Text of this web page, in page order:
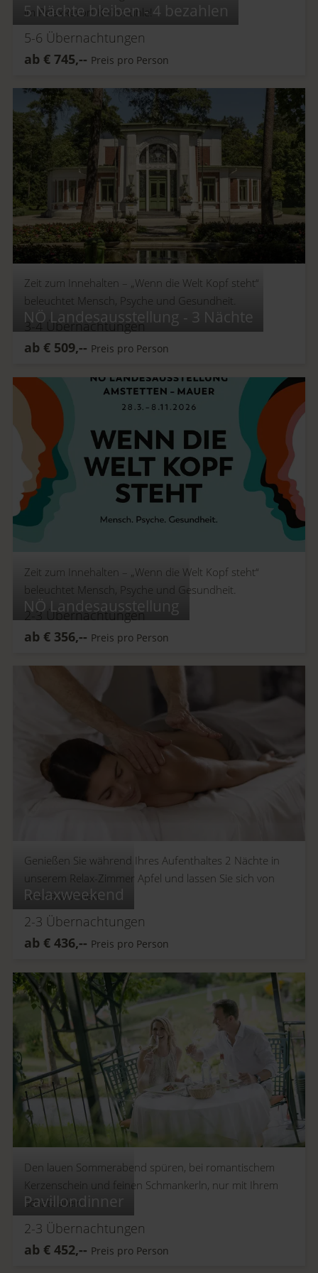
5 Nächte bleiben - 4 bezahlen
im RelaxResort Kothmühle!
5-6 Übernachtungen
ab € 745,-- Preis pro Person
NÖ Landesausstellung - 3 Nächte
Zeit zum Innehalten – „Wenn die Welt Kopf steht“
beleuchtet Mensch, Psyche und Gesundheit.
3-4Übernachtungen
ab € 509,-- Preis pro Person
NÖ Landesausstellung
Zeit zum Innehalten – „Wenn die Welt Kopf steht“
beleuchtet Mensch, Psyche und Gesundheit.
2-3Übernachtungen
ab € 356,-- Preis pro Person
Relaxweekend
Genießen Sie während Ihres Aufenthaltes 2 Nächte in
unserem Relax-Zimmer Apfel und lassen Sie sich von
uns verwöhnen.
2-3 Übernachtungen
ab € 436,-- Preis pro Person
Pavillondinner
Den lauen Sommerabend spüren, bei romantischem
Kerzenschein und feinen Schmankerln, nur mit Ihrem
Schatz allein.
2-3 Übernachtungen
ab € 452,-- Preis pro Person